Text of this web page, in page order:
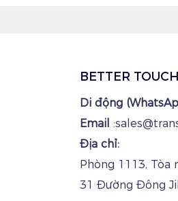
BETTER
Di động
Email
Địa chỉ:
Phòng 1113, Tòa
31 Đường Đông